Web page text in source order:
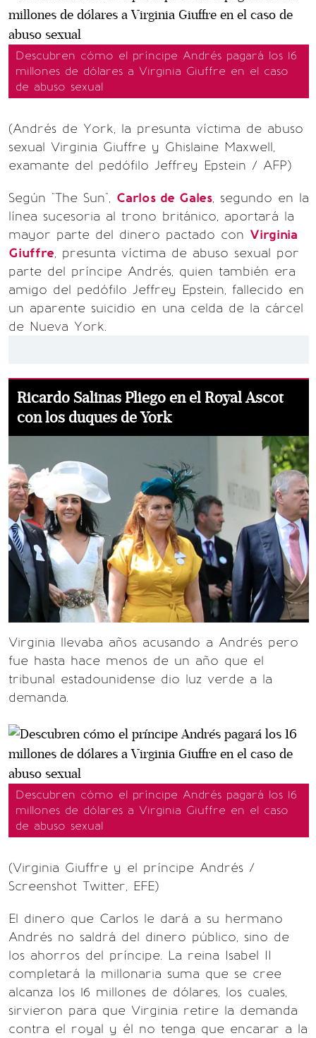
Descubren cómo el príncipe Andrés pagará los 16
millones de dólares a Virginia Giuffre en el caso
de abuso sexual
(Andrés de York, la presunta víctima de abuso
sexual Virginia Giuffre y Ghislaine Maxwell,
examante del pedófilo Jeffrey Epstein / AFP)
Según "The Sun", Carlos de Gales, segundo en la
línea sucesoria al trono británico, aportará la
mayor parte del dinero pactado con Virginia
Giuffre, presunta víctima de abuso sexual por
parte del príncipe Andrés, quien también era
amigo del pedófilo Jeffrey Epstein, fallecido en
un aparente suicidio en una celda de la cárcel
de Nueva York.
Ricardo Salinas Pliego en el Royal Ascot
con los duques de York
Virginia llevaba años acusando a Andrés pero
fue hasta hace menos de un año que el
tribunal estadounidense dio luz verde a la
demanda.
Descubren cómo el príncipe Andrés pagará los 16
millones de dólares a Virginia Giuffre en el caso
de abuso sexual
(Virginia Giuffre y el príncipe Andrés /
Screenshot Twitter, EFE)
El dinero que Carlos le dará a su hermano
Andrés no saldrá del dinero público, sino de
los ahorros del príncipe. La reina Isabel II
completará la millonaria suma que se cree
alcanza los 16 millones de dólares, los cuales,
sirvieron para que Virginia retire la demanda
contra el royal y él no tenga que encarar a la